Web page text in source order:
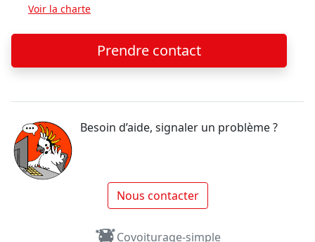
Voir la charte
Prendre contact
Besoin d’aide, signaler un problème ?
Nous contacter
Covoiturage-simple